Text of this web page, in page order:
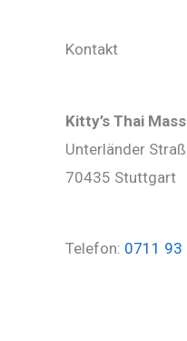
Kontakt
Kitty’s Thai
Unterländer
70435 Stuttgart
Telefon: 0711 93